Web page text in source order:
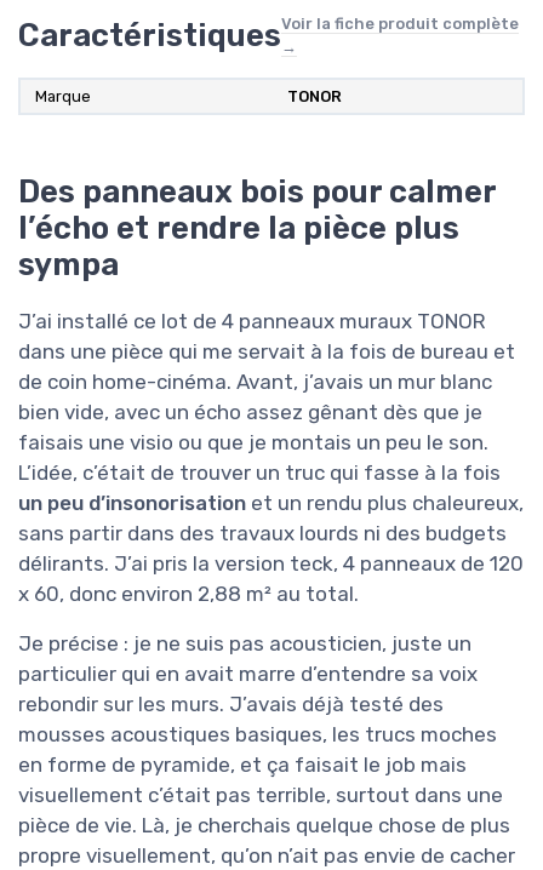
CaractéristiquesVoir la fiche produit complète
→
Marque TONOR
Des panneaux bois pour calmer
l’écho et rendre la pièce plus
sympa
J’ai installé ce lot de 4 panneaux muraux TONOR
dans une pièce qui me servait à la fois de bureau et
de coin home-cinéma. Avant, j’avais un mur blanc
bien vide, avec un écho assez gênant dès que je
faisais une visio ou que je montais un peu le son.
L’idée, c’était de trouver un truc qui fasse à la fois
un peu d’insonorisation et un rendu plus chaleureux,
sans partir dans des travaux lourds ni des budgets
délirants. J’ai pris la version teck, 4 panneaux de 120
x 60, donc environ 2,88 m² au total.
Je précise : je ne suis pas acousticien, juste un
particulier qui en avait marre d’entendre sa voix
rebondir sur les murs. J’avais déjà testé des
mousses acoustiques basiques, les trucs moches
en forme de pyramide, et ça faisait le job mais
visuellement c’était pas terrible, surtout dans une
pièce de vie. Là, je cherchais quelque chose de plus
propre visuellement, qu’on n’ait pas envie de cacher